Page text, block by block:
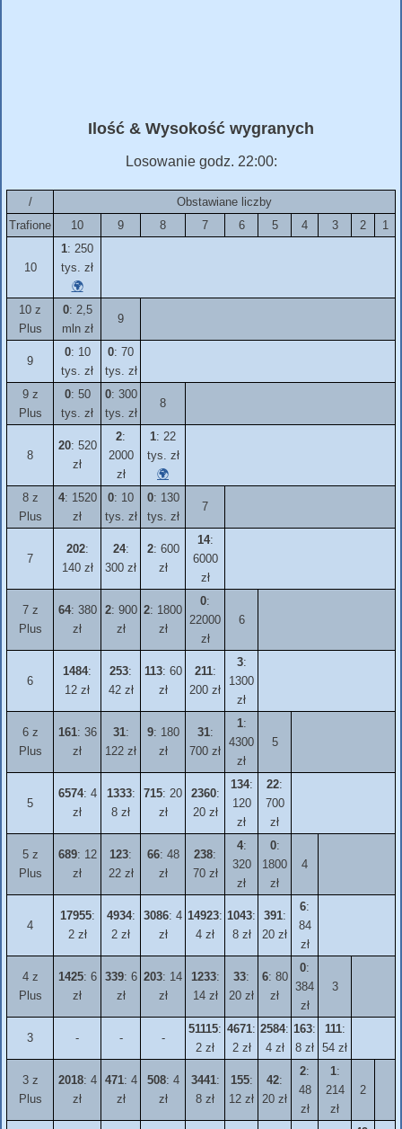
Ilość & Wysokość wygranych
Losowanie godz. 22:00:
/
Obstawiane liczby
Trafione
10 9 8 7 6 5 4 3 2 1
10
1: 250
tys. zł
🌍
10 z
Plus
0: 2,5
mln zł
9
9
0: 10
tys. zł
0: 70
tys. zł
9 z
Plus
0: 50
tys. zł
0: 300
tys. zł
8
8
20: 520
zł
2:
2000
zł
1: 22
tys. zł
🌍
8 z
Plus
4: 1520
zł
0: 10
tys. zł
0: 130
tys. zł
7
7
202:
140 zł
24:
300 zł
2: 600
zł
14:
6000
zł
7 z
Plus
64: 380
zł
2: 900
zł
2: 1800
zł
0:
22000
zł
6
6
1484:
12 zł
253:
42 zł
113: 60
zł
211:
200 zł
3:
1300
zł
6 z
Plus
161: 36
zł
31:
122 zł
9: 180
zł
31:
700 zł
1:
4300
zł
5
5
6574: 4
zł
1333:
8 zł
715: 20
zł
2360:
20 zł
134:
120
zł
22:
700
zł
5 z
Plus
689: 12
zł
123:
22 zł
66: 48
zł
238:
70 zł
4:
320
zł
0:
1800
zł
4
4
17955:
2 zł
4934:
2 zł
3086: 4
zł
14923:
4 zł
1043:
8 zł
391:
20 zł
6:
84
zł
4 z
Plus
1425: 6
zł
339: 6
zł
203: 14
zł
1233:
14 zł
33:
20 zł
6: 80
zł
0:
384
zł
3
3 - - -
51115:
2 zł
4671:
2 zł
2584:
4 zł
163:
8 zł
111:
54 zł
3 z
Plus
2018: 4
zł
471: 4
zł
508: 4
zł
3441:
8 zł
155:
12 zł
42:
20 zł
2:
48
zł
1:
214
zł
2